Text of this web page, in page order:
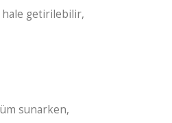
hale getirilebilir,
sunarken,